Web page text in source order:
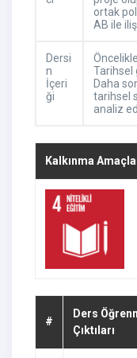
ortak
AB ile
Dersi
n
İçeri
ği
Tarihsel
Daha
tarihsel
analiz
Kalkınma
#
Ders
Çıktıları